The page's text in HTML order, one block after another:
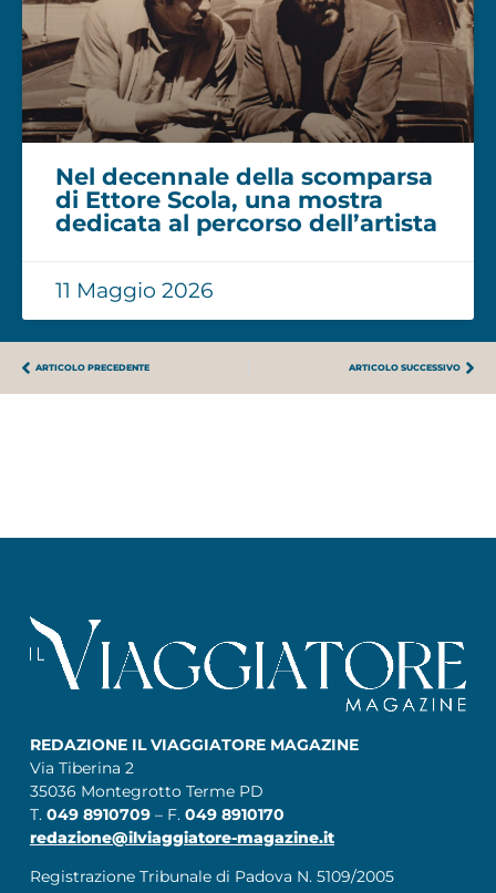
Nel decennale della scomparsa
di Ettore Scola, una mostra
dedicata al percorso dell’artista
11 Maggio 2026
ARTICOLO PRECEDENTE ARTICOLO SUCCESSIVO
REDAZIONE IL VIAGGIATORE MAGAZINE
Via Tiberina 2
35036 Montegrotto Terme PD
T. 049 8910709 – F. 049 8910170
redazione@ilviaggiatore-magazine.it
Registrazione Tribunale di Padova N. 5109/2005